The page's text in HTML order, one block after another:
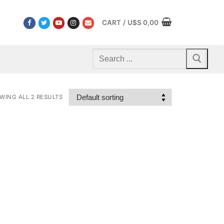
CART / U$S 0,00
Search
ALL 2 RESULTS